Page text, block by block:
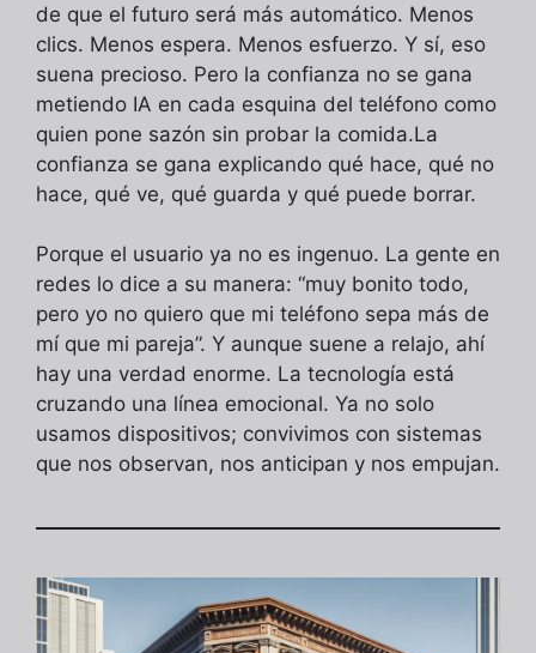
de que el futuro será más automático. Menos
clics. Menos espera. Menos esfuerzo. Y sí, eso
suena precioso. Pero la confianza no se gana
metiendo IA en cada esquina del teléfono como
quien pone sazón sin probar la comida.La
confianza se gana explicando qué hace, qué no
hace, qué ve, qué guarda y qué puede borrar.
Porque el usuario ya no es ingenuo. La gente en
redes lo dice a su manera: “muy bonito todo,
pero yo no quiero que mi teléfono sepa más de
mí que mi pareja”. Y aunque suene a relajo, ahí
hay una verdad enorme. La tecnología está
cruzando una línea emocional. Ya no solo
usamos dispositivos; convivimos con sistemas
que nos observan, nos anticipan y nos empujan.